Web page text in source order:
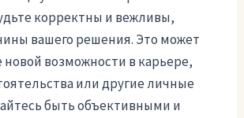
корректны и вежливы,
вашего решения. Это может
возможности в карьере,
или другие личные
быть объективными и